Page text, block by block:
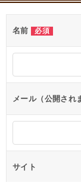
名前 必須
メール（公開され
サイト